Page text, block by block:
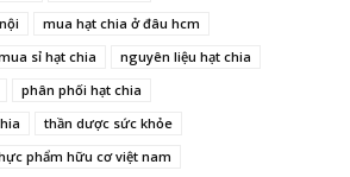
mua hạt chia ở đâu hcm
sỉ hạt chia
nguyên liệu hạt chia
phân phối hạt chia
thần dược sức khỏe
phẩm hữu cơ việt nam